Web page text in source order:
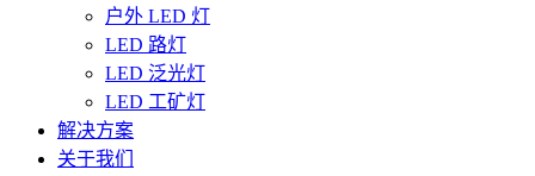
户外 LED 灯
LED 路灯
LED 泛光灯
LED 工矿灯
解决方案
关于我们